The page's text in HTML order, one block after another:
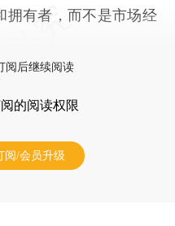
拥有者，而不是市场经
阅后继续阅读
的阅读权限
阅/会员升级